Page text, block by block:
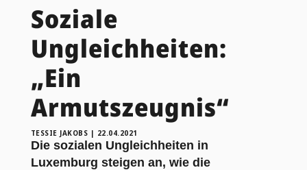
Soziale
Ungleichheiten:
„Ein
Armutszeugnis“
TESSIE JAKOBS | 22.04.2021
Die sozialen Ungleichheiten in
Luxemburg steigen an, wie die